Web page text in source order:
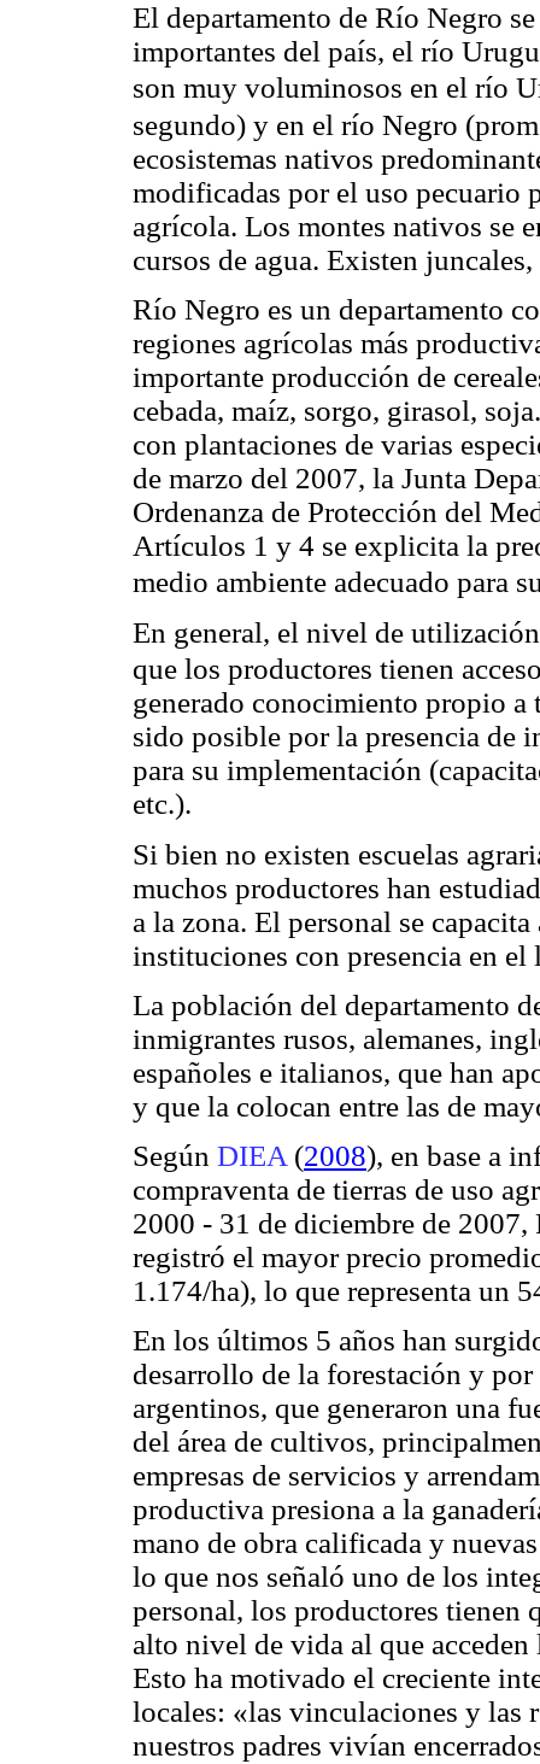
El departamento de Río Negro
importantes del país, el río
son muy voluminosos en el río
segundo) y en el río Negro
ecosistemas nativos
modificadas por el uso pecuario
agrícola. Los montes nativos se
cursos de agua. Existen
Río Negro es un departamento
regiones agrícolas más
importante producción de
cebada, maíz, sorgo, girasol,
con plantaciones de varias
de marzo del 2007, la Junta
Ordenanza de Protección del
Artículos 1 y 4 se explicita la
medio ambiente adecuado para
En general, el nivel de
que los productores tienen
generado conocimiento propio a
sido posible por la presencia de
para su implementación
etc.).
Si bien no existen escuelas
muchos productores han
a la zona. El personal se
instituciones con presencia en el
La población del departamento
inmigrantes rusos, alemanes,
españoles e italianos, que han
y que la colocan entre las de
Según DIEA (2008), en base a
compraventa de tierras de uso
2000 - 31 de diciembre de
registró el mayor precio
1.174/ha), lo que representa un
En los últimos 5 años han
desarrollo de la forestación y
argentinos, que generaron una
del área de cultivos,
empresas de servicios y
productiva presiona a la
mano de obra calificada y
lo que nos señaló uno de los
personal, los productores tienen
alto nivel de vida al que
Esto ha motivado el creciente
locales: «las vinculaciones y las
nuestros padres vivían